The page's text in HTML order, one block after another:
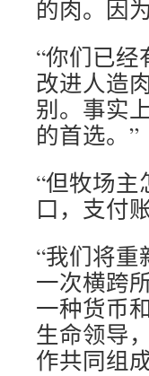
的肉。因
“你们已
改进人造
别。事实
的首选。”
“但牧场
口，支付
“我们将
一次横跨
一种货币
生命领导
作共同组